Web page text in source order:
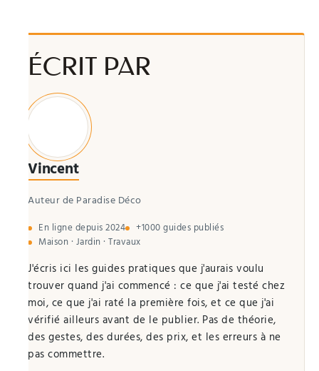
ÉCRIT PAR
Vincent
Auteur de Paradise Déco
En ligne depuis 2024
+1000 guides publiés
Maison · Jardin · Travaux
J'écris ici les guides pratiques que j'aurais voulu
trouver quand j'ai commencé : ce que j'ai testé chez
moi, ce que j'ai raté la première fois, et ce que j'ai
vérifié ailleurs avant de le publier. Pas de théorie,
des gestes, des durées, des prix, et les erreurs à ne
pas commettre.